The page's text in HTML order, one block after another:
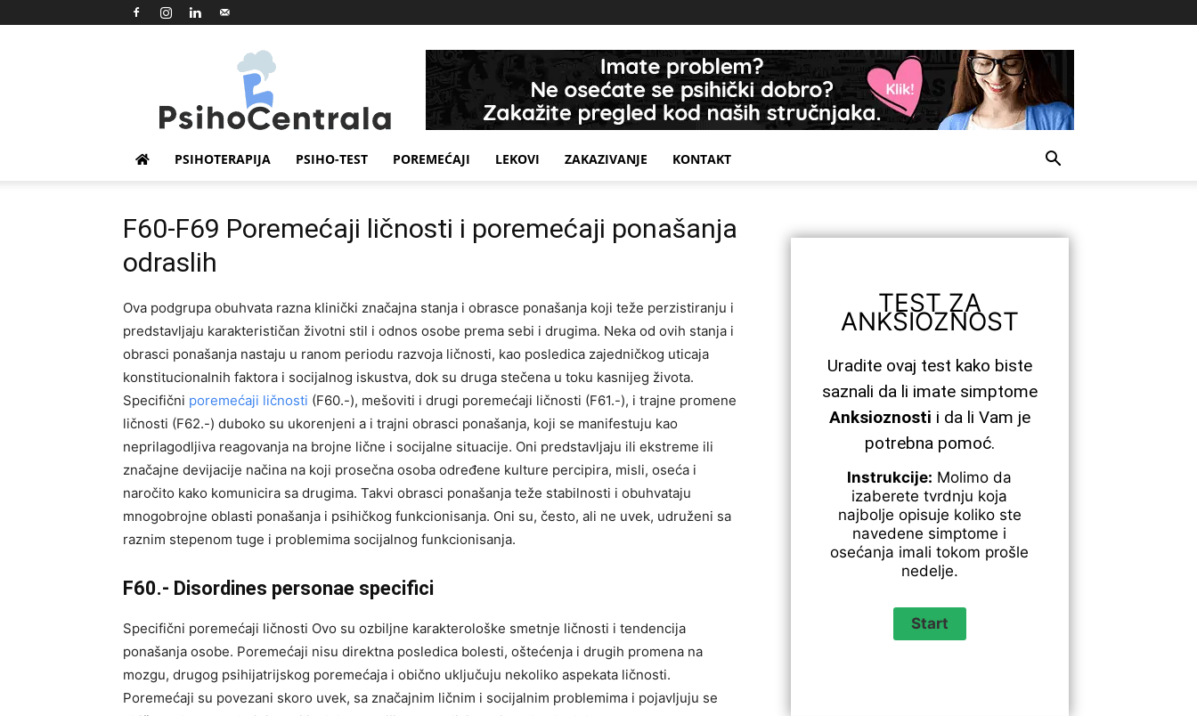
Psihocentrala
PSIHOTERAPIJA PSIHO-TEST POREMEĆAJI LEKOVI ZAKAZIVANJE KONTAKT
F60-F69 Poremećaji ličnosti i poremećaji ponašanja
odraslih
Ova podgrupa obuhvata razna klinički značajna stanja i obrasce ponašanja koji teže perzistiranju i
predstavljaju karakterističan životni stil i odnos osobe prema sebi i drugima. Neka od ovih stanja i
obrasci ponašanja nastaju u ranom periodu razvoja ličnosti, kao posledica zajedničkog uticaja
konstitucionalnih faktora i socijalnog iskustva, dok su druga stečena u toku kasnijeg života.
Specifični poremećaji ličnosti (F60.-), mešoviti i drugi poremećaji ličnosti (F61.-), i trajne promene
ličnosti (F62.-) duboko su ukorenjeni a i trajni obrasci ponašanja, koji se manifestuju kao
neprilagodljiva reagovanja na brojne lične i socijalne situacije. Oni predstavljaju ili ekstreme ili
značajne devijacije načina na koji prosečna osoba određene kulture percipira, misli, oseća i
naročito kako komunicira sa drugima. Takvi obrasci ponašanja teže stabilnosti i obuhvataju
mnogobrojne oblasti ponašanja i psihičkog funkcionisanja. Oni su, često, ali ne uvek, udruženi sa
raznim stepenom tuge i problemima socijalnog funkcionisanja.
F60.- Disordines personae specifici
Specifični poremećaji ličnosti Ovo su ozbiljne karakterološke smetnje ličnosti i tendencija
ponašanja osobe. Poremećaji nisu direktna posledica bolesti, oštećenja i drugih promena na
mozgu, drugog psihijatrijskog poremećaja i obično uključuju nekoliko aspekata ličnosti.
Poremećaji su povezani skoro uvek, sa značajnim ličnim i socijalnim problemima i pojavljuju se
TEST ZA
ANKSIOZNOST
Uradite ovaj test kako biste
saznali da li imate simptome
Anksioznosti i da li Vam je
potrebna pomoć.
Instrukcije: Molimo da
izaberete tvrdnju koja
najbolje opisuje koliko ste
navedene simptome i
osećanja imali tokom prošle
nedelje.